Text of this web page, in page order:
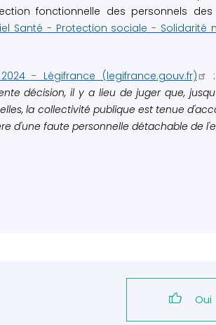
fonctionnelle des personnels
Santé - Protection sociale - Solidarité
- Légifrance (legifrance.gouv.fr)
décision, il y a lieu de juger que,
la collectivité publique est tenue
d'une faute personnelle détachable de
Oui